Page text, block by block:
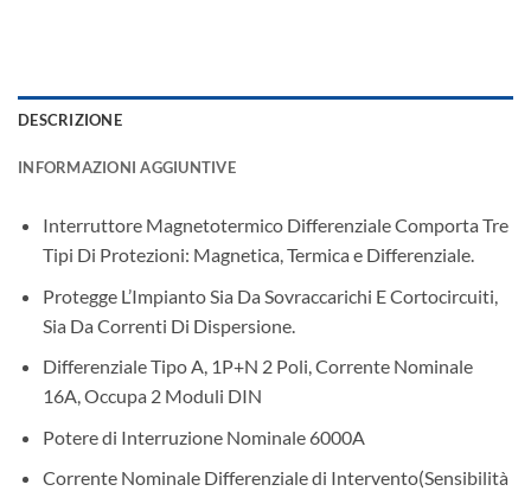
DESCRIZIONE
INFORMAZIONI AGGIUNTIVE
Interruttore Magnetotermico Differenziale Comporta Tre
Tipi Di Protezioni: Magnetica, Termica e Differenziale.
Protegge L’Impianto Sia Da Sovraccarichi E Cortocircuiti,
Sia Da Correnti Di Dispersione.
Differenziale Tipo A, 1P+N 2 Poli, Corrente Nominale
16A, Occupa 2 Moduli DIN
Potere di Interruzione Nominale 6000A
Corrente Nominale Differenziale di Intervento(Sensibilità